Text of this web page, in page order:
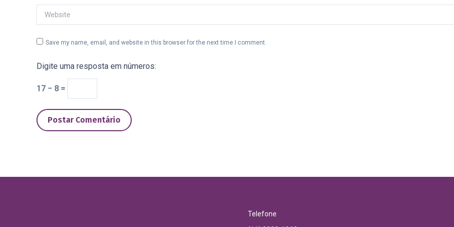
Website
Save my name, email, and website in this browser for the next time I comment.
Digite uma resposta em números:
17 − 8 =
Postar Comentário
Telefone